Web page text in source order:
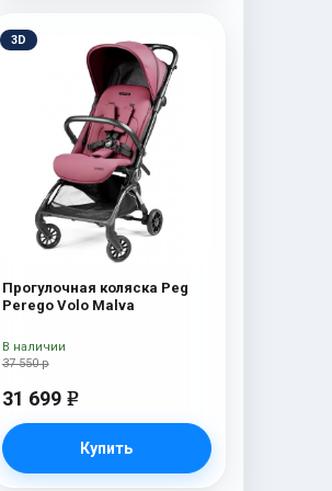
3D
Прогулочная коляска Peg
Perego Volo Malva
37 550 р
31 699 e
Купить
В наличии